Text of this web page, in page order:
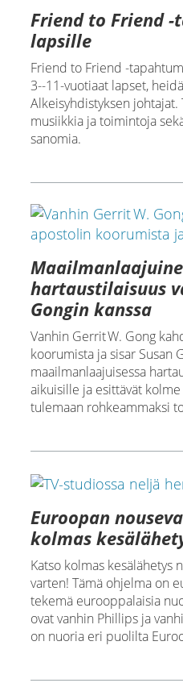
Friend to Friend
lapsille
Friend to Friend -
3--11-vuotiaat lapset,
Alkeisyhdistyksen johtajat.
musiikkia ja toimintoja
sanomia.
hartaustilaisuus
Gongin kanssa
Vanhin Gerrit W. Gong
koorumista ja sisar Susan
maailmanlaajuisessa
aikuisille ja esittävät
tulemaan rohkeammaksi
Euroopan
kolmas
Katso kolmas kesälähetys
varten! Tämä ohjelma on
tekemä eurooppalaisia
ovat vanhin Phillips ja
on nuoria eri puolilta